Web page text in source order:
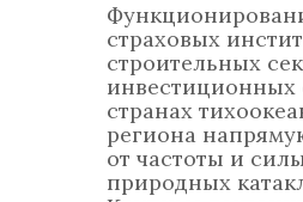
страховых
строительных
инвестиционных
странах
региона
от частоты и
природных